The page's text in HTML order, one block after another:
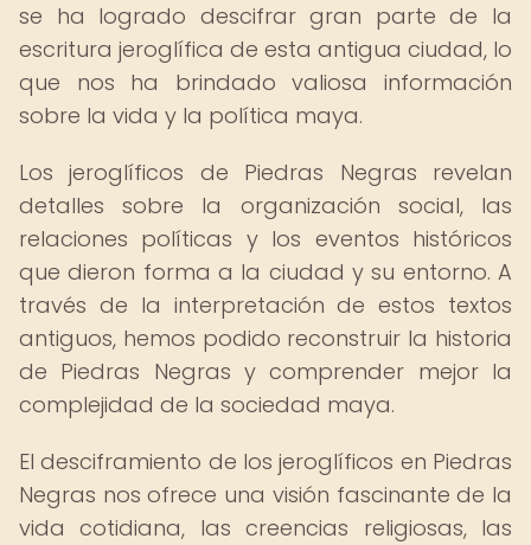
se ha logrado descifrar gran parte de la
escritura jeroglífica de esta antigua ciudad, lo
que nos ha brindado valiosa información
sobre la vida y la política maya.
Los jeroglíficos de Piedras Negras revelan
detalles sobre la organización social, las
relaciones políticas y los eventos históricos
que dieron forma a la ciudad y su entorno. A
través de la interpretación de estos textos
antiguos, hemos podido reconstruir la historia
de Piedras Negras y comprender mejor la
complejidad de la sociedad maya.
El desciframiento de los jeroglíficos en Piedras
Negras nos ofrece una visión fascinante de la
vida cotidiana, las creencias religiosas, las